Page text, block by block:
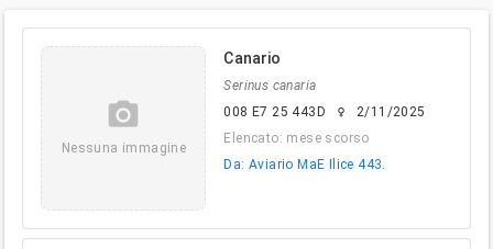
camera_alt
Nessuna immagine
Canario
Serinus canaria
008 E7 25 443D
female
2/11/2025
Elencato: mese scorso
Da: Aviario MaE Ilice 443.